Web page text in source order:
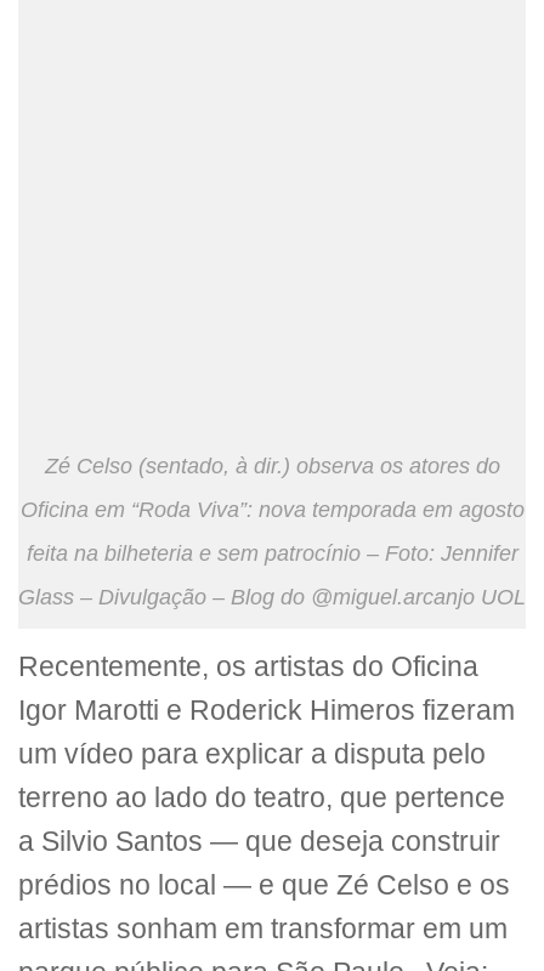
Zé Celso (sentado, à dir.) observa os atores do
Oficina em “Roda Viva”: nova temporada em agosto
feita na bilheteria e sem patrocínio – Foto: Jennifer
Glass – Divulgação – Blog do @miguel.arcanjo UOL
Recentemente, os artistas do Oficina
Igor Marotti e Roderick Himeros fizeram
um vídeo para explicar a disputa pelo
terreno ao lado do teatro, que pertence
a Silvio Santos — que deseja construir
prédios no local — e que Zé Celso e os
artistas sonham em transformar em um